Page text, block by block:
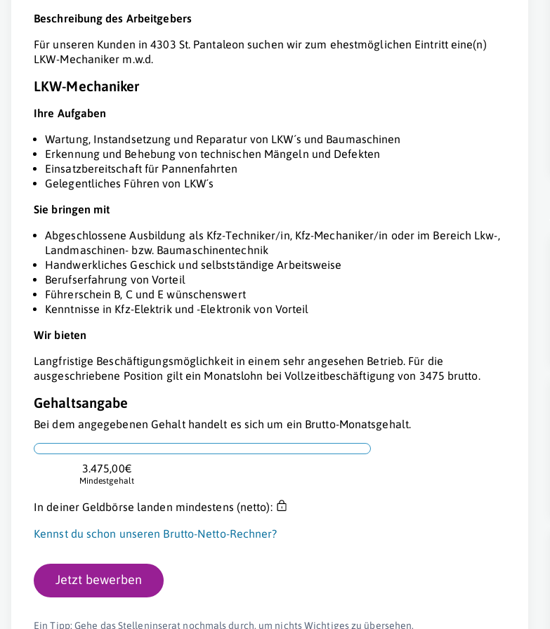
Beschreibung des Arbeitgebers
Für unseren Kunden in 4303 St. Pantaleon suchen wir zum ehestmöglichen Eintritt eine(n)
LKW-Mechaniker m.w.d.
LKW-Mechaniker
Ihre Aufgaben
Wartung, Instandsetzung und Reparatur von LKW´s und Baumaschinen
Erkennung und Behebung von technischen Mängeln und Defekten
Einsatzbereitschaft für Pannenfahrten
Gelegentliches Führen von LKW´s
Sie bringen mit
Abgeschlossene Ausbildung als Kfz-Techniker/in, Kfz-Mechaniker/in oder im Bereich Lkw-,
Landmaschinen- bzw. Baumaschinentechnik
Handwerkliches Geschick und selbstständige Arbeitsweise
Berufserfahrung von Vorteil
Führerschein B, C und E wünschenswert
Kenntnisse in Kfz-Elektrik und -Elektronik von Vorteil
Wir bieten
Langfristige Beschäftigungsmöglichkeit in einem sehr angesehen Betrieb. Für die
ausgeschriebene Position gilt ein Monatslohn bei Vollzeitbeschäftigung von 3475 brutto.
Gehaltsangabe
Bei dem angegebenen Gehalt handelt es sich um ein Brutto-Monatsgehalt.
3.475,00€
Mindestgehalt
In deiner Geldbörse landen mindestens (netto):
Kennst du schon unseren Brutto-Netto-Rechner?
Jetzt bewerben
Ein Tipp: Gehe das Stelleninserat nochmals durch, um nichts Wichtiges zu übersehen.